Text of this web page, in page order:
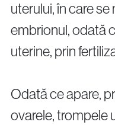
uterului, în care
embrionul, odată
uterine, prin
Odată ce apare,
ovarele, trompele